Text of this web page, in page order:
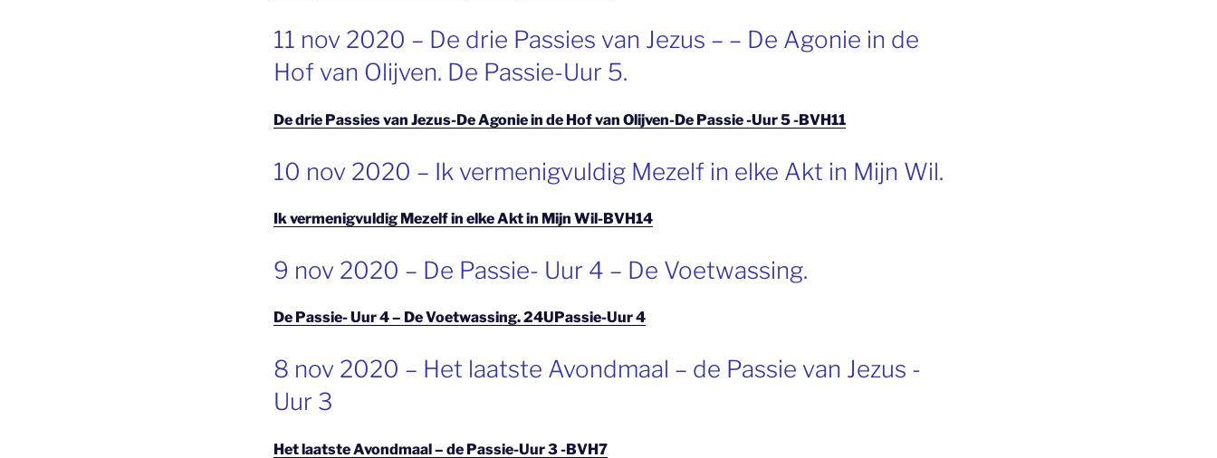
GEPLAATST
11 nov 2020 – De drie Passies van Jezus – – De Agonie in de
Hof van Olijven. De Passie-Uur 5.
De drie Passies van Jezus-De Agonie in de Hof van Olijven-De Passie -Uur 5 -BVH11
OP
10 nov 2020 – Ik vermenigvuldig Mezelf in elke Akt in Mijn Wil.
Ik vermenigvuldig Mezelf in elke Akt in Mijn Wil-BVH14
GEPLAATST
OP
9 nov 2020 – De Passie- Uur 4 – De Voetwassing.
De Passie- Uur 4 – De Voetwassing. 24UPassie-Uur 4
GEPLAATST
OP
8 nov 2020 – Het laatste Avondmaal – de Passie van Jezus -
Uur 3
Het laatste Avondmaal – de Passie-Uur 3 -BVH7